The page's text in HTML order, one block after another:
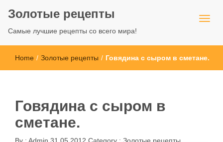
Золотые рецепты
Самые лучшие рецепты со всего мира!
Home / Золотые рецепты / Говядина с сыром в сметане.
Говядина с сыром в
сметане.